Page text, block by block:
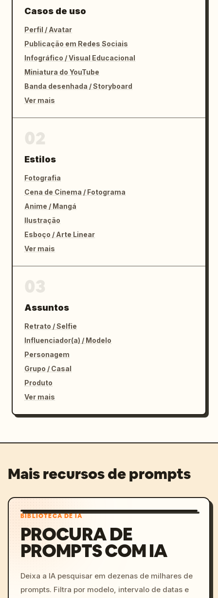
Casos de uso
Perfil / Avatar
Publicação em Redes Sociais
Infográfico / Visual Educacional
Miniatura do YouTube
Banda desenhada / Storyboard
Ver mais
Estilos
Fotografia
Cena de Cinema / Fotograma
Anime / Mangá
Ilustração
Esboço / Arte Linear
Ver mais
Assuntos
Retrato / Selfie
Influenciador(a) / Modelo
Personagem
Grupo / Casal
Produto
Ver mais
Mais recursos de prompts
BIBLIOTECA DE IA
PROCURA DE
PROMPTS COM IA
Deixa a IA pesquisar em dezenas de milhares de
prompts. Filtra por modelo, intervalo de datas e